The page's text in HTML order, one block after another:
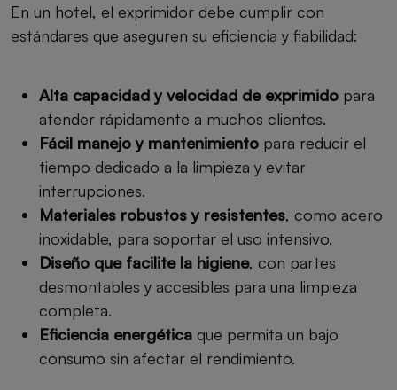
En un hotel, el exprimidor debe cumplir con
estándares que aseguren su eficiencia y fiabilidad:
Alta capacidad y velocidad de exprimido para
atender rápidamente a muchos clientes.
Fácil manejo y mantenimiento para reducir el
tiempo dedicado a la limpieza y evitar
interrupciones.
Materiales robustos y resistentes, como acero
inoxidable, para soportar el uso intensivo.
Diseño que facilite la higiene, con partes
desmontables y accesibles para una limpieza
completa.
Eficiencia energética que permita un bajo
consumo sin afectar el rendimiento.